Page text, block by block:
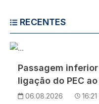
RECENTES
Imagem
Passagem
ligação do PEC
06.08.2026 16:21